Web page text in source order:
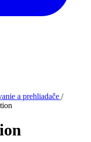
a prehliadače /